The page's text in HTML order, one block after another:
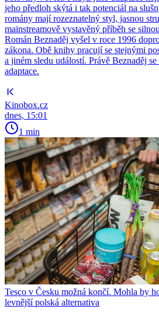
jeho předloh skýtá i tak potenciál na
romány mají rozeznatelný styl, jasnou
mainstreamově vystavěný příběh se
Román Beznaděj vyšel v roce 1996
zákona. Obě knihy pracují se stejnými
a jiném sledu událostí. Právě Beznaděj
adaptace.
Kinobox.cz
dnes, 15:01
1 min
Tesco v Česku možná končí. Mohla by
levnější polská alternativa